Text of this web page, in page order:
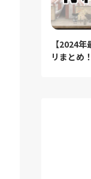
【2024
リまとめ